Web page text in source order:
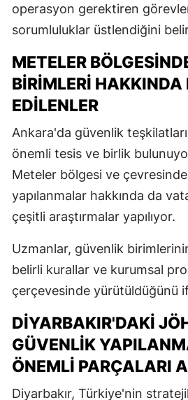
operasyon gerektiren
sorumluluklar üstlendiğini
METELER
BIRIMLERI HAKKINDA
EDILENLER
Ankara'da güvenlik
önemli tesis ve birlik
Meteler bölgesi ve
yapılanmalar hakkında da
çeşitli araştırmalar yapılıyor.
Uzmanlar, güvenlik
belirli kurallar ve kurumsal
çerçevesinde yürütüldüğünü
DIYARBAKIR'DAKI
GÜVENLIK
ÖNEMLI PARÇALARI
Diyarbakır, Türkiye'nin